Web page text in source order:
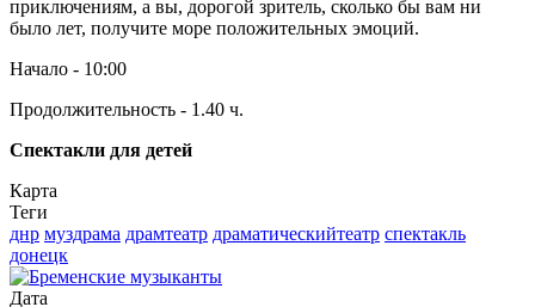
приключениям, а вы, дорогой зритель, сколько бы вам ни
было лет, получите море положительных эмоций.
Начало - 10:00
Продолжительность - 1.40 ч.
Спектакли для детей
Карта
Теги
днр муздрама драмтеатр драматическийтеатр спектакль
донецк
Дата